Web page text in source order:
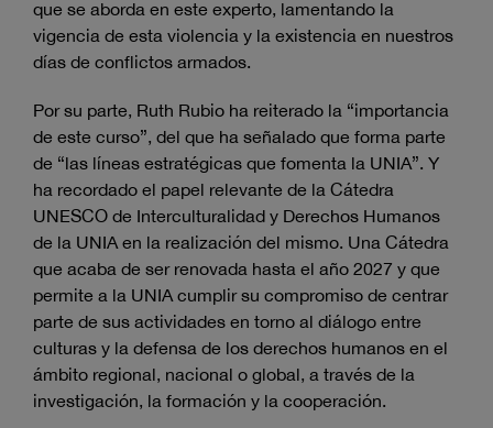
que se aborda en este experto, lamentando la
vigencia de esta violencia y la existencia en nuestros
días de conflictos armados.
Por su parte, Ruth Rubio ha reiterado la “importancia
de este curso”, del que ha señalado que forma parte
de “las líneas estratégicas que fomenta la UNIA”. Y
ha recordado el papel relevante de la Cátedra
UNESCO de Interculturalidad y Derechos Humanos
de la UNIA en la realización del mismo. Una Cátedra
que acaba de ser renovada hasta el año 2027 y que
permite a la UNIA cumplir su compromiso de centrar
parte de sus actividades en torno al diálogo entre
culturas y la defensa de los derechos humanos en el
ámbito regional, nacional o global, a través de la
investigación, la formación y la cooperación.